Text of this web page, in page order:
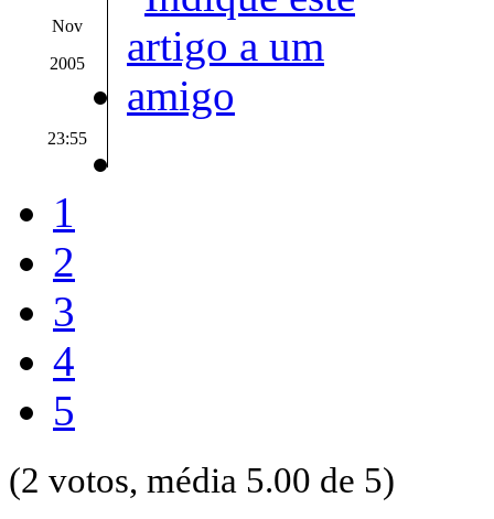
Nov
2005
23:55
1
2
3
4
5
(2 votos, média 5.00 de 5)